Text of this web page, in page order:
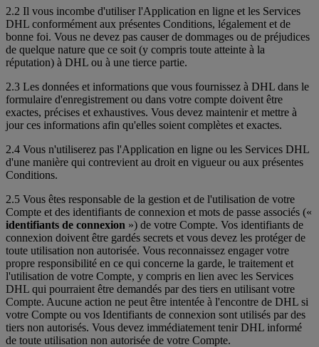
2.2 Il vous incombe d'utiliser l'Application en ligne et les Services
DHL conformément aux présentes Conditions, légalement et de
bonne foi. Vous ne devez pas causer de dommages ou de préjudices
de quelque nature que ce soit (y compris toute atteinte à la
réputation) à DHL ou à une tierce partie.
2.3 Les données et informations que vous fournissez à DHL dans le
formulaire d'enregistrement ou dans votre compte doivent être
exactes, précises et exhaustives. Vous devez maintenir et mettre à
jour ces informations afin qu'elles soient complètes et exactes.
2.4 Vous n'utiliserez pas l'Application en ligne ou les Services DHL
d'une manière qui contrevient au droit en vigueur ou aux présentes
Conditions.
2.5 Vous êtes responsable de la gestion et de l'utilisation de votre
Compte et des identifiants de connexion et mots de passe associés («
identifiants de connexion ») de votre Compte. Vos identifiants de
connexion doivent être gardés secrets et vous devez les protéger de
toute utilisation non autorisée. Vous reconnaissez engager votre
propre responsibilité en ce qui concerne la garde, le traitement et
l'utilisation de votre Compte, y compris en lien avec les Services
DHL qui pourraient être demandés par des tiers en utilisant votre
Compte. Aucune action ne peut être intentée à l'encontre de DHL si
votre Compte ou vos Identifiants de connexion sont utilisés par des
tiers non autorisés. Vous devez immédiatement tenir DHL informé
de toute utilisation non autorisée de votre Compte.